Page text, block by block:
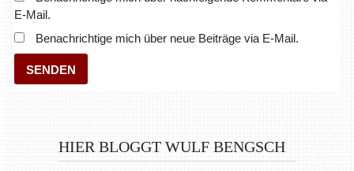
E-Mail.
Benachrichtige mich über neue Beiträge via E-Mail.
HIER BLOGGT WULF BENGSCH